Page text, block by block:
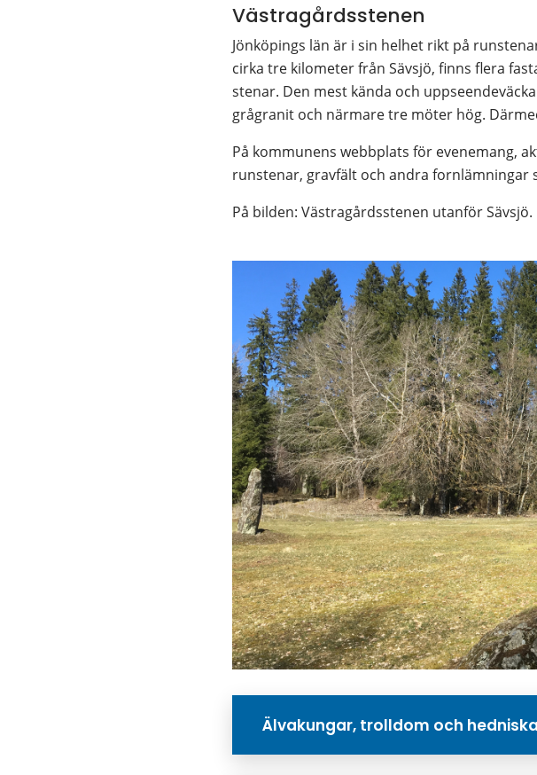
Västragårdsstenen
Jönköpings län är i sin helhet rikt på
cirka tre kilometer från Sävsjö, finns flera
stenar. Den mest kända och
grågranit och närmare tre möter hög.
På kommunens webbplats för evenemang,
runstenar, gravfält och andra fornlämningar
På bilden: Västragårdsstenen utanför Sävsjö.
Älvakungar, trolldom och